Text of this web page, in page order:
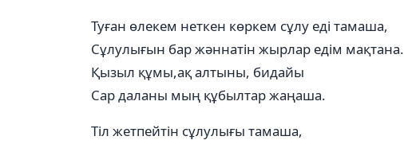
Туған өлекем неткен көркем сұлу еді тамаша,
Сұлулығын бар жәннатін жырлар едім мақтана.
Қызыл құмы,ақ алтыны, бидайы
Сар даланы мың құбылтар жаңаша.
Тіл жетпейтін сұлулығы тамаша,